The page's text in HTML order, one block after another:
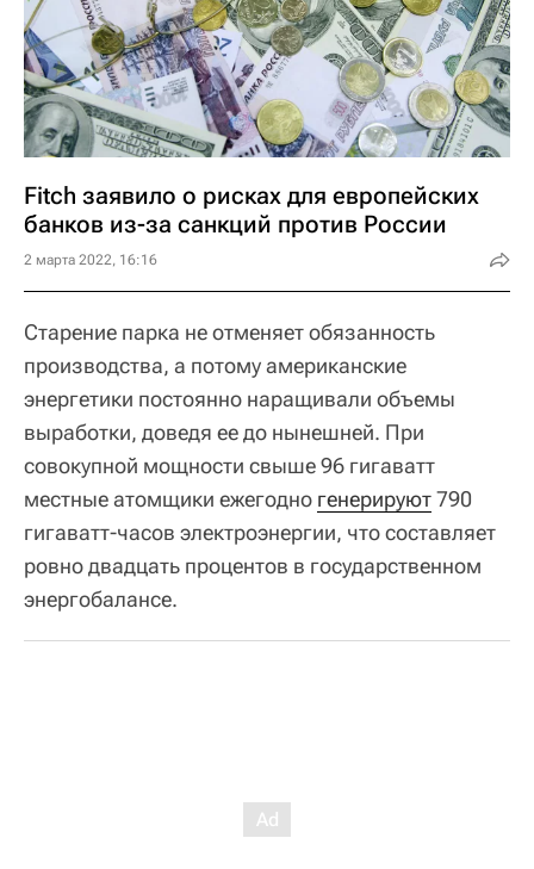
Fitch заявило о рисках для европейских
банков из-за санкций против России
2 марта 2022, 16:16
Старение парка не отменяет обязанность
производства, а потому американские
энергетики постоянно наращивали объемы
выработки, доведя ее до нынешней. При
совокупной мощности свыше 96 гигаватт
местные атомщики ежегодно генерируют790
гигаватт-часов электроэнергии, что составляет
ровно двадцать процентов в государственном
энергобалансе.